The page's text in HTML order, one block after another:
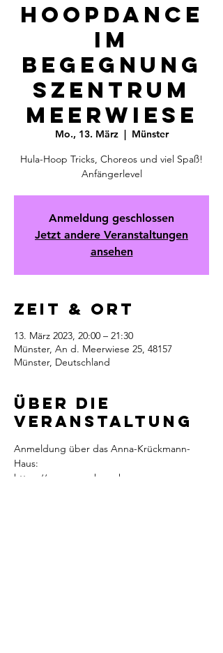
Hoopdance
im
Begegnung
szentrum
Meerwiese
Mo., 13. März
  |
Münster
Hula-Hoop Tricks, Choreos und viel Spaß!
Anfängerlevel
Anmeldung geschlossen
Jetzt andere Veranstaltungen
ansehen
Zeit & Ort
13. März 2023, 20:00 – 21:30
Münster, An d. Meerwiese 25, 48157
Münster, Deutschland
Über die
Veranstaltung
Anmeldung über das Anna-Krückmann-
Haus:
https://www.anna-krueckmann-